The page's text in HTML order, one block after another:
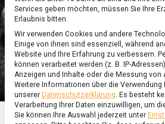
Services geben möchten, müssen Sie Ihre
Erlaubnis bitten.
Wir verwenden Cookies und andere
Einige von ihnen sind essenziell, während
Website und Ihre Erfahrung zu verbessern.
können verarbeitet werden (z. B. IP-
Anzeigen und Inhalte oder die Messung von
Weitere Informationen über die Verwendung
unserer Datenschutzerklärung. Es besteht
Verarbeitung Ihrer Daten einzuwilligen, um
Sie können Ihre Auswahl jederzeit unter